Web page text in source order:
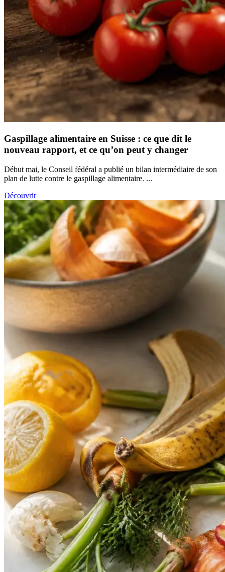
Gaspillage alimentaire en Suisse : ce que dit le
nouveau rapport, et ce qu’on peut y changer
Début mai, le Conseil fédéral a publié un bilan intermédiaire de son
plan de lutte contre le gaspillage alimentaire. ...
Découvrir